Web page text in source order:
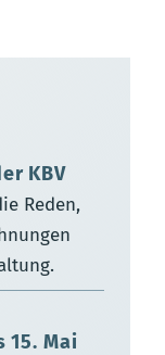
KBV
Reden,
15. Mai